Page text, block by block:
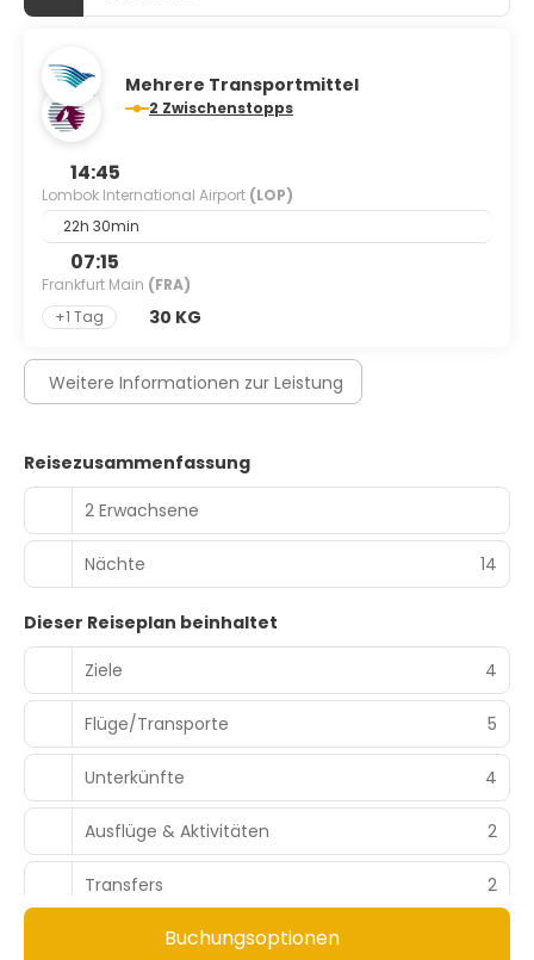
Buchungsoptionen
Mehrere Transportmittel
2 Zwischenstopps
14:45
Lombok International Airport (LOP)
22h 30min
07:15
Frankfurt Main (FRA)
+1 Tag
30 KG
Weitere Informationen zur Leistung
Reisezusammenfassung
2 Erwachsene
Nächte 14
Dieser Reiseplan beinhaltet
Ziele
4
Flüge/Transporte 5
Unterkünfte 4
Ausflüge & Aktivitäten 2
Transfers 2